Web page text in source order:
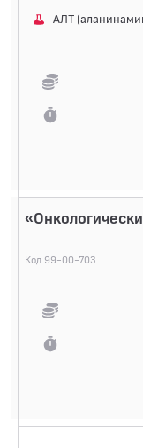
АЛТ
Код 99-00-703